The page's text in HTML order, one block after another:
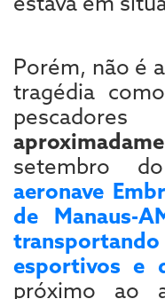
Porém, não é
tragédia
setembro
aeronave
de Manaus-
esportivos e
próximo ao